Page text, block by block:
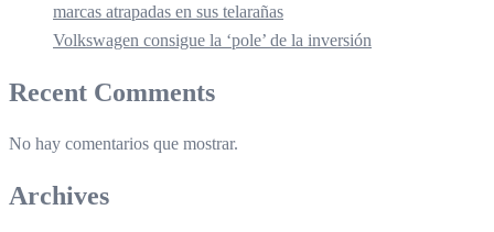
marcas atrapadas en sus telarañas
Volkswagen consigue la ‘pole’ de la inversión
Recent Comments
No hay comentarios que mostrar.
Archives